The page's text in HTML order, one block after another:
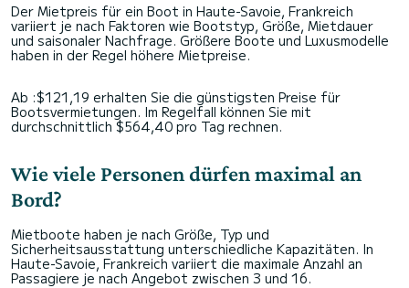
Der Mietpreis für ein Boot in Haute-Savoie, Frankreich
variiert je nach Faktoren wie Bootstyp, Größe, Mietdauer
und saisonaler Nachfrage. Größere Boote und Luxusmodelle
haben in der Regel höhere Mietpreise.
Ab :$121,19 erhalten Sie die günstigsten Preise für
Bootsvermietungen. Im Regelfall können Sie mit
durchschnittlich $564,40 pro Tag rechnen.
Wie viele Personen dürfen maximal an
Bord?
Mietboote haben je nach Größe, Typ und
Sicherheitsausstattung unterschiedliche Kapazitäten. In
Haute-Savoie, Frankreich variiert die maximale Anzahl an
Passagiere je nach Angebot zwischen 3 und 16.